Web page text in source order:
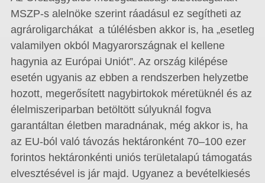
MSZP-s alelnöke szerint ráadásul ez segítheti az
agrároligarchákat a túlélésben akkor is, ha „esetleg
valamilyen okból Magyarországnak el kellene
hagynia az Európai Uniót”. Az ország kilépése
esetén ugyanis az ebben a rendszerben helyzetbe
hozott, megerősített nagybirtokok méretüknél és az
élelmiszeriparban betöltött súlyuknál fogva
garantáltan életben maradnának, még akkor is, ha
az EU-ból való távozás hektáronként 70–100 ezer
forintos hektáronkénti uniós területalapú támogatás
elvesztésével is jár majd. Ugyanez a bevételkiesés